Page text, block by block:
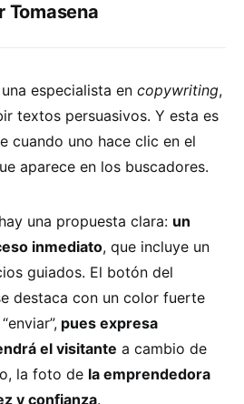
Tomasena
especialista en copywriting,
textos persuasivos. Y esta es
cuando uno hace clic en el
aparece en los buscadores.
una propuesta clara: un
inmediato, que incluye un
guiados. El botón del
destaca con un color fuerte
pues expresa
el visitante a cambio de
la foto de la emprendedora
y confianza.